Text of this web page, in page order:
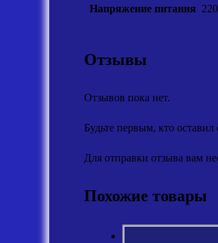
Напряжение питания
Отзывы
Отзывов пока нет.
Будьте первым, кто
Для отправки отзыва вам
Похожие товары